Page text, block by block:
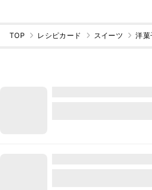
TOP レシピカード スイーツ 洋菓